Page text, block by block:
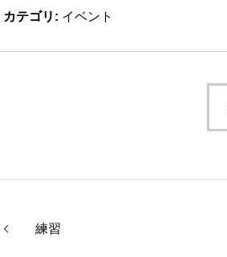
カテゴリ: イベント
練習